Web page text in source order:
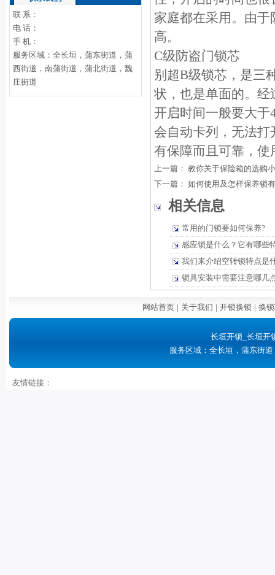
联 系：
电 话：
手 机：
服务区域：全长垣，蒲东街道，蒲
西街道，南蒲街道，蒲北街道，魏
庄街道
家庭都在采用。由
高。
C级防盗门锁芯
别超B级锁芯，是三
状，也是单面的。
开启时间一般要大
会自动卡列，无法
有保障而且可靠，使
上一篇： 教你关于保险箱的选购
下一篇： 如何使用及怎样保养锁
相关信息
常用的门锁要如何保养?
感应锁是什么？它有哪些
我们来介绍空转锁特点是
锁具安装中需要注意哪几
网站首页 | 关于我们 | 开锁换锁 | 换
长垣开锁_长垣开
服务区域：全长垣，蒲东街
友情链接：